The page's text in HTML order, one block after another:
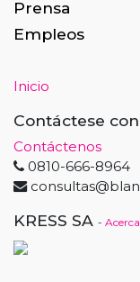
Prensa
Empleos
Inicio
Contáctese
Contáctenos
0810-666-8964
KRESS SA -